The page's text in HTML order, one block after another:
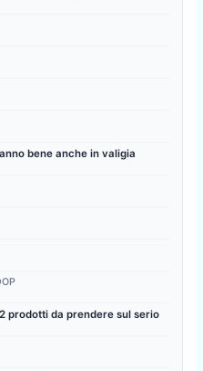
bene anche in valigia
prodotti da prendere sul serio